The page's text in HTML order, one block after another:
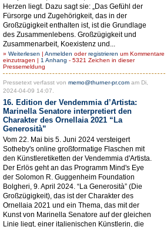
Herzen liegt. Dazu sagt sie: „Das Gefühl der
Fürsorge und Zugehörigkeit, das in der
Großzügigkeit enthalten ist, ist die Grundlage
des Zusammenlebens. Großzügigkeit und
Zusammenarbeit, Koexistenz und...
» Weiterlesen | Anmelden oderregistrieren um Kommentare
einzutragen | 1 Anhang - 5321 Zeichen in dieser
Pressemeldung
Pressetext verfasst von memo@thurner-pr.com am Di,
2024-04-09 14:07.
16. Edition der Vendemmia d’Artista:
Marinella Senatore interpretiert den
Charakter des Ornellaia 2021 “La
Generosità”
Vom 22. Mai bis 5. Juni 2024 versteigert
Sotheby's online großformatige Flaschen mit
den Künstleretiketten der Vendemmia d'Artista.
Der Erlös geht an das Programm Mind's Eye
der Solomon R. Guggenheim Foundation
Bolgheri, 9. April 2024. “La Generosità” (Die
Großzügigkeit), das ist der Charakter des
Ornellaia 2021 und ein Thema, das mit der
Kunst von Marinella Senatore auf der gleichen
Linie liegt, einer italienischen Künstlerin, die